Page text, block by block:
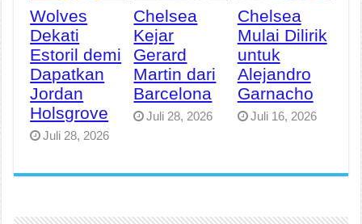
Wolves
Dekati
Estoril demi
Dapatkan
Jordan
Holsgrove
Juli 28, 2026
Chelsea
Kejar
Gerard
Martin dari
Barcelona
Juli 28, 2026
Chelsea
Mulai Dilirik
untuk
Alejandro
Garnacho
Juli 16, 2026